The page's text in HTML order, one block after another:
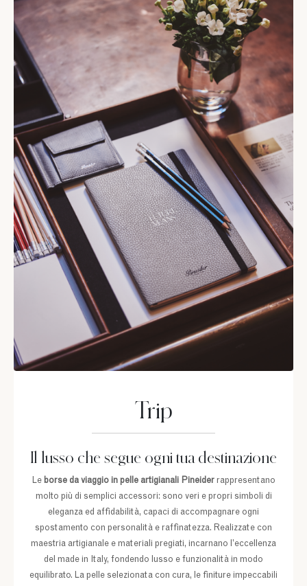
Trip
Il lusso che segue ogni tua destinazione
Le borse da viaggio in pelle artigianali Pineiderrappresentano
molto più di semplici accessori: sono veri e propri simboli di
eleganza ed affidabilità, capaci di accompagnare ogni
spostamento con personalità e raffinatezza. Realizzate con
maestria artigianale e materiali pregiati, incarnano l’eccellenza
del made in Italy, fondendo lusso e funzionalità in modo
equilibrato. La pelle selezionata con cura, le finiture impeccabili